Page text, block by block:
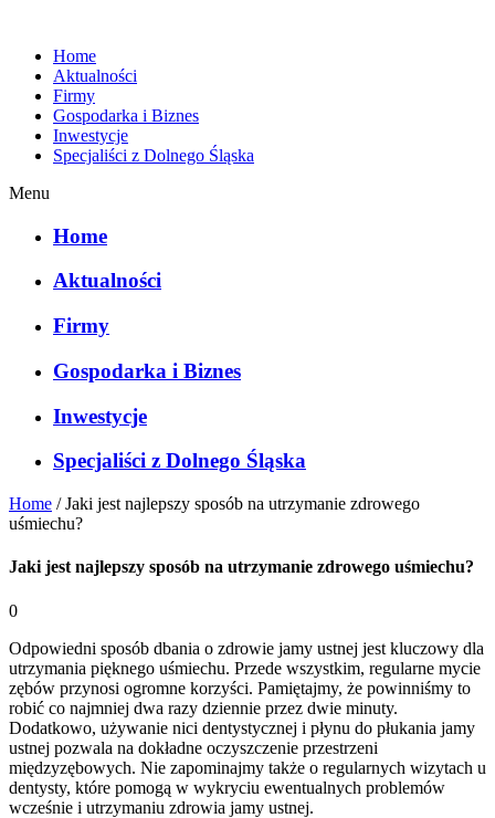
Home
Aktualności
Firmy
Gospodarka i Biznes
Inwestycje
Specjaliści z Dolnego Śląska
Menu
Home
Aktualności
Firmy
Gospodarka i Biznes
Inwestycje
Specjaliści z Dolnego Śląska
Home /Jaki jest najlepszy sposób na utrzymanie zdrowego
uśmiechu?
Jaki jest najlepszy sposób na utrzymanie zdrowego uśmiechu?
0
Odpowiedni sposób dbania o zdrowie jamy ustnej jest kluczowy dla
utrzymania pięknego uśmiechu. Przede wszystkim, regularne mycie
zębów przynosi ogromne korzyści. Pamiętajmy, że powinniśmy to
robić co najmniej dwa razy dziennie przez dwie minuty.
Dodatkowo, używanie nici dentystycznej i płynu do płukania jamy
ustnej pozwala na dokładne oczyszczenie przestrzeni
międzyzębowych. Nie zapominajmy także o regularnych wizytach u
dentysty, które pomogą w wykryciu ewentualnych problemów
wcześnie i utrzymaniu zdrowia jamy ustnej.